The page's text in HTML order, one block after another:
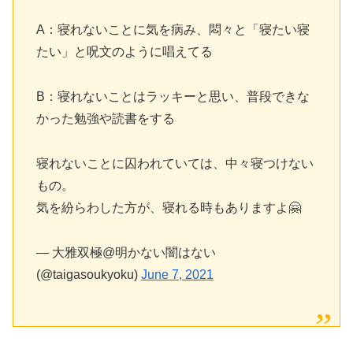
A：寝れないことに気を病み、悶々と「寝たい寝
たい」と呪文のように唱えてる
B：寝れないことはラッキーと思い、普段できな
かった勉強や読書をする
寝れないことに囚われていては、中々寝つけない
もの。
気を紛らわした方が、寝れる時もありますよ🤗
— 大雅双極@明かない闇はない
(@taigasoukyoku) June 7, 2021